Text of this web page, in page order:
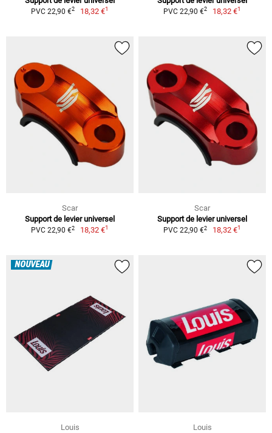
PVC 22,90 €2 18,32 €1 PVC 22,90 €2 18,32 €1
Scar
Support de levier universel
PVC 22,90 €2 18,32 €1
Scar
Support de levier universel
PVC 22,90 €2 18,32 €1
NOUVEAU
Louis
Louis